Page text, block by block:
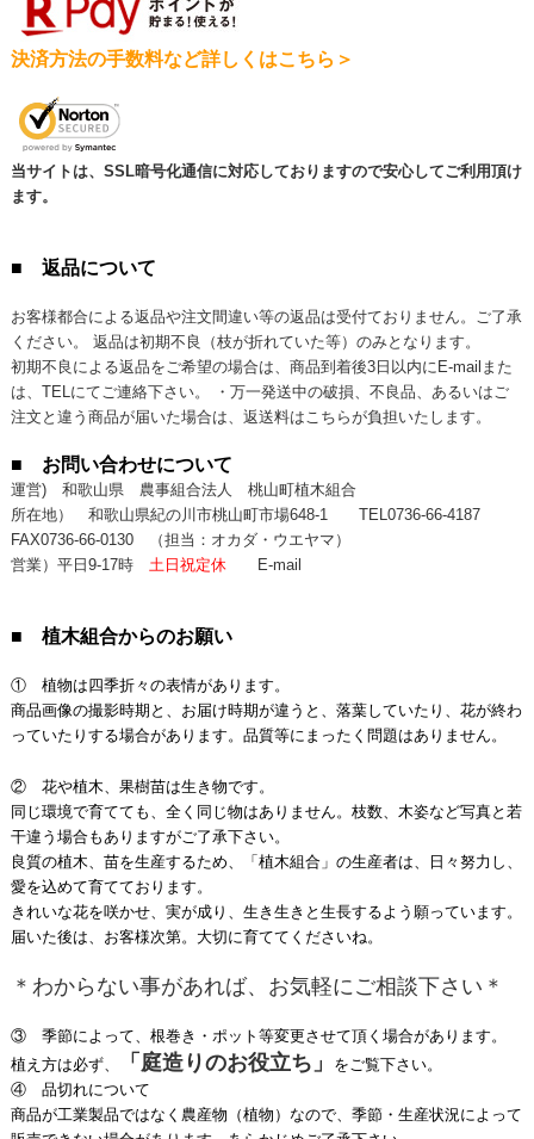
決済方法の手数料など詳しくはこちら＞
当サイトは、SSL暗号化通信に対応しておりますので安心してご利用頂け
ます。
■ 返品について
お客様都合による返品や注文間違い等の返品は受付ておりません。ご了承
ください。 返品は初期不良（枝が折れていた等）のみとなります。
初期不良による返品をご希望の場合は、商品到着後3日以内にE-mailまた
は、TELにてご連絡下さい。 ・万一発送中の破損、不良品、あるいはご
注文と違う商品が届いた場合は、返送料はこちらが負担いたします。
■ お問い合わせについて
運営) 和歌山県 農事組合法人 桃山町植木組合
所在地） 和歌山県紀の川市桃山町市場648-1 TEL0736-66-4187
FAX0736-66-0130（担当：オカダ・ウエヤマ）
営業）平日9-17時 土日祝定休 E-mail
■ 植木組合からのお願い
① 植物は四季折々の表情があります。
商品画像の撮影時期と、お届け時期が違うと、落葉していたり、花が終わ
っていたりする場合があります。品質等にまったく問題はありません。
② 花や植木、果樹苗は生き物です。
同じ環境で育てても、全く同じ物はありません。枝数、木姿など写真と若
干違う場合もありますがご了承下さい。
良質の植木、苗を生産するため、「植木組合」の生産者は、日々努力し、
愛を込めて育てております。
きれいな花を咲かせ、実が成り、生き生きと生長するよう願っています。
届いた後は、お客様次第。大切に育ててくださいね。
＊わからない事があれば、お気軽にご相談下さい＊
③ 季節によって、根巻き・ポット等変更させて頂く場合があります。
植え方は必ず、
「庭造りのお役立ち」
をご覧下さい。
④ 品切れについて
商品が工業製品ではなく農産物（植物）なので、季節・生産状況によって